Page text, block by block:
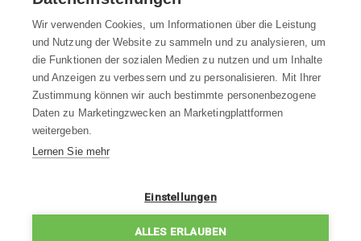
info@robotworld.de
+49 25 197 159 962 Mo-Fr 8:00—16:00 Uhr
ALLE KONTAKTE
WIDERRUFSBELEHRUNG
DATENSCHUTZERKLÄRUNG
Wir verwenden Cookies, um Informationen über die Leistung
und Nutzung der Website zu sammeln und zu analysieren, um
die Funktionen der sozialen Medien zu nutzen und um Inhalte
und Anzeigen zu verbessern und zu personalisieren. Mit Ihrer
Zustimmung können wir auch bestimmte personenbezogene
Daten zu Marketingzwecken an Marketingplattformen
weitergeben.
Lernen Sie mehr
Einstellungen
ALLES ERLAUBEN